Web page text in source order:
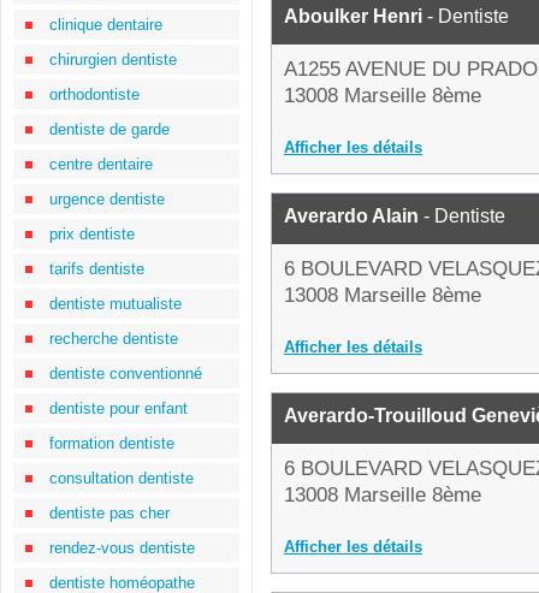
clinique dentaire
chirurgien dentiste
orthodontiste
dentiste de garde
centre dentaire
urgence dentiste
prix dentiste
tarifs dentiste
dentiste mutualiste
recherche dentiste
dentiste conventionné
dentiste pour enfant
formation dentiste
consultation dentiste
dentiste pas cher
rendez-vous dentiste
dentiste homéopathe
Aboulker Henri - Dentiste
A1255 AVENUE DU PRADO
13008 Marseille 8ème
Afficher les détails
Averardo Alain - Dentiste
6 BOULEVARD
13008 Marseille 8ème
Afficher les détails
Averardo-Trouilloud
6 BOULEVARD
13008 Marseille 8ème
Afficher les détails